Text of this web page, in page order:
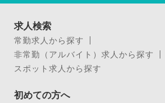
求人検索
常勤求人から探す
非常勤（アルバイト）求人から探す
スポット求人から探す
初めての方へ